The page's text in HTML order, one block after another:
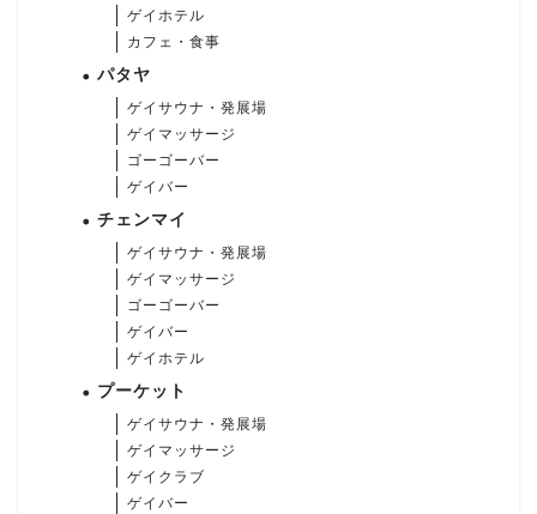
ゲイホテル
カフェ・食事
パタヤ
ゲイサウナ・発展場
ゲイマッサージ
ゴーゴーバー
ゲイバー
チェンマイ
ゲイサウナ・発展場
ゲイマッサージ
ゴーゴーバー
ゲイバー
ゲイホテル
プーケット
ゲイサウナ・発展場
ゲイマッサージ
ゲイクラブ
ゲイバー